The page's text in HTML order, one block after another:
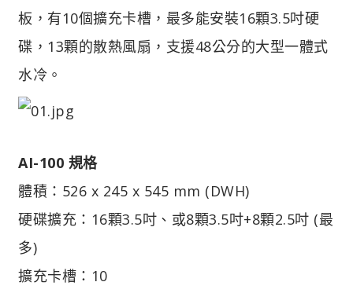
板，有10個擴充卡槽，最多能安裝16顆3.5吋硬
碟，13顆的散熱風扇，支援48公分的大型一體式
水冷。
AI-100 規格
體積：526 x 245 x 545 mm (DWH)
硬碟擴充：16顆3.5吋、或8顆3.5吋+8顆2.5吋 (最
多)
擴充卡槽：10